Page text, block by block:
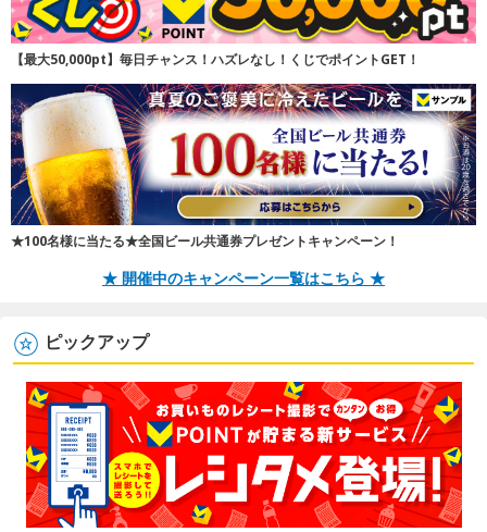
【最大50,000pt】毎日チャンス！ハズレなし！くじでポイントGET！
★100名様に当たる★全国ビール共通券プレゼントキャンペーン！
★ 開催中のキャンペーン一覧はこちら ★
ピックアップ